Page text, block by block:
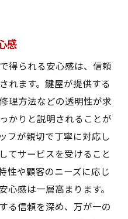
感
得られる安心感は、信頼
れます。鍵屋が提供する
理方法などの透明性が求
かりと説明されることが
フが親切で丁寧に対応し
てサービスを受けること
性や顧客のニーズに応じ
心感は一層高まります。
る信頼を深め、万が一の